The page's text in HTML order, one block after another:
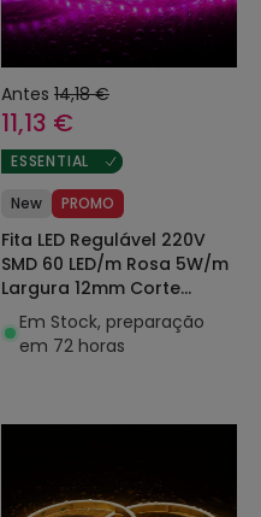
Antes 14,18 €
11,13 €
ESSENTIAL
New PROMO
Fita LED Regulável 220V
SMD 60 LED/m Rosa 5W/m
Largura 12mm Corte
100cm IP65 à Medida
Em Stock, preparação
em 72 horas